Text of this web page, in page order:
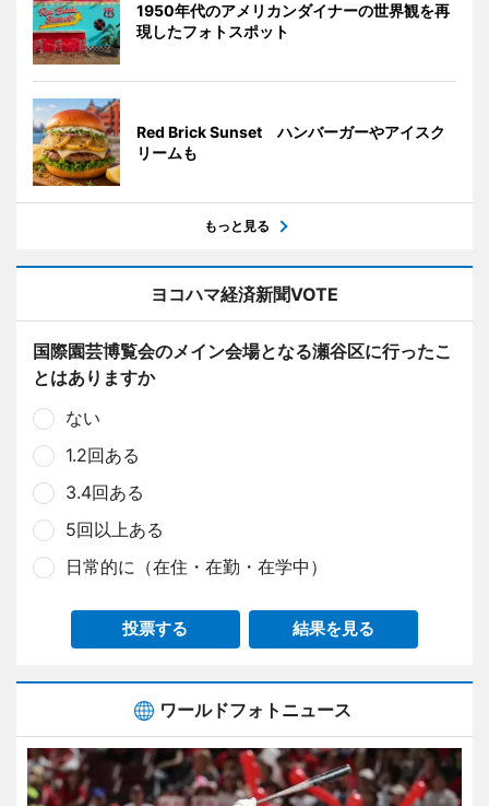
1950年代のアメリカンダイナーの世界観を再
現したフォトスポット
Red Brick Sunset ハンバーガーやアイスク
リームも
もっと見る
ヨコハマ経済新聞VOTE
国際園芸博覧会のメイン会場となる瀬谷区に行ったこ
とはありますか
ない
1.2回ある
3.4回ある
5回以上ある
日常的に（在住・在勤・在学中）
投票する 結果を見る
ワールドフォトニュース